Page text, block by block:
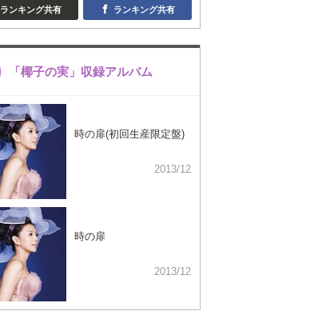
ランキング共有 ランキング共有
「椰子の実」収録アルバム
時の扉(初回生産限定盤)
2013/12
時の扉
2013/12